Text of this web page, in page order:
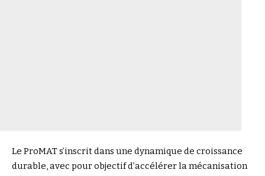
Le ProMAT s’inscrit dans une dynamique de croissance
durable, avec pour objectif d’accélérer la mécanisation